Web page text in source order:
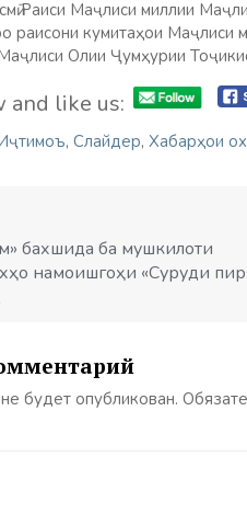
Раиси Маҷлиси миллии
раисони кумитаҳои Маҷлиси
Олии Ҷумҳурии
and like us:
, Слайдер, Хабарҳои
бахшида ба мушкилоти
намоишгоҳи «Суруди
будет опубликован.